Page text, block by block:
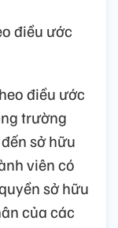
điều ước
điều ước
trường
sở hữu
viên có
sở hữu
của các